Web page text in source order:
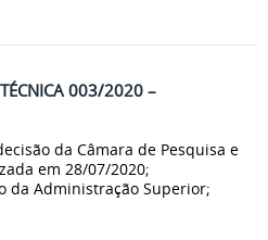
003/2020 –
da Câmara de Pesquisa e
em 28/07/2020;
da Administração Superior;